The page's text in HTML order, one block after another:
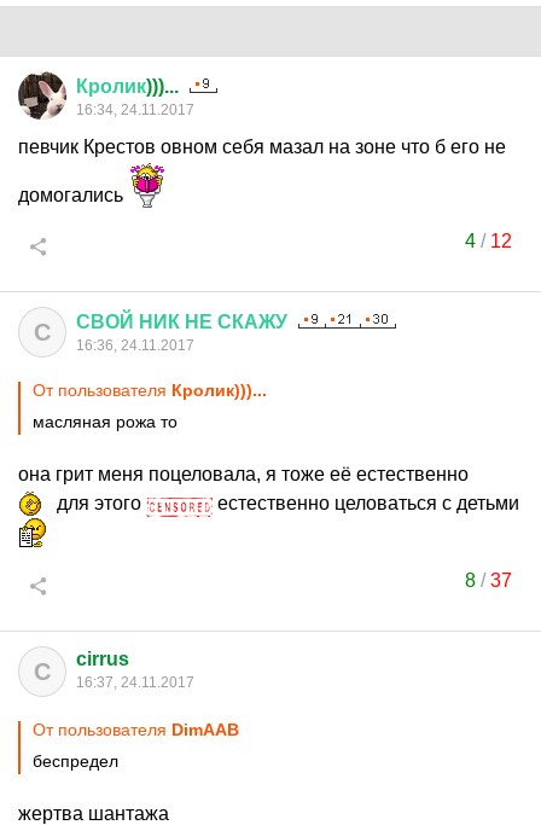
Кролик)))...
16:34, 24.11.2017
певчик Крестов овном себя мазал на зоне что б его не
домогались
4 / 12
С СВОЙ НИК НЕ СКАЖУ
16:36, 24.11.2017
От пользователя Кролик)))...
масляная рожа то
она грит меня поцеловала, я тоже её естественно
для этого
естественно целоваться с детьми
8 /37
C cirrus
16:37, 24.11.2017
От пользователя DimAAB
беспредел
жертва шантажа